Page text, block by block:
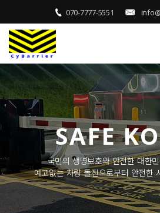
070-7777-5551
SAFE
국민의 생명보호와 안전한 대한
예고없는 차량 돌진으로부터 안전한